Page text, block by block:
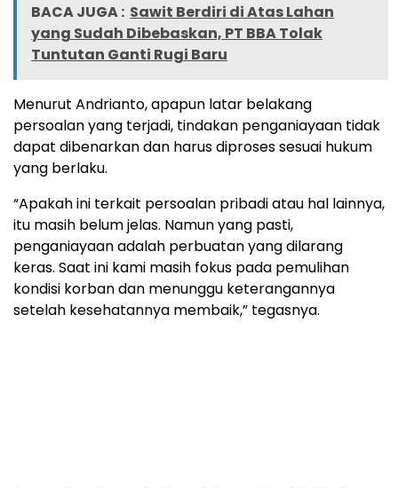
BACA JUGA : Sawit Berdiri di Atas Lahan
yang Sudah Dibebaskan, PT BBA Tolak
Tuntutan Ganti Rugi Baru
Menurut Andrianto, apapun latar belakang
persoalan yang terjadi, tindakan penganiayaan tidak
dapat dibenarkan dan harus diproses sesuai hukum
yang berlaku.
“Apakah ini terkait persoalan pribadi atau hal lainnya,
itu masih belum jelas. Namun yang pasti,
penganiayaan adalah perbuatan yang dilarang
keras. Saat ini kami masih fokus pada pemulihan
kondisi korban dan menunggu keterangannya
setelah kesehatannya membaik,” tegasnya.